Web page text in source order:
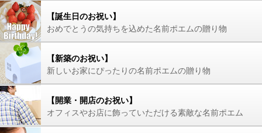
【誕生日のお祝い】
おめでとうの気持ちを込めた名前ポエムの贈り物
【新築のお祝い】
新しいお家にぴったりの名前ポエムの贈り物
【開業・開店のお祝い】
オフィスやお店に飾っていただける素敵な名前ポエム